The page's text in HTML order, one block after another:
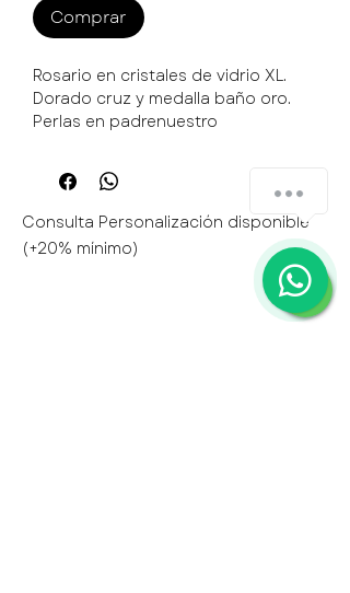
Comprar
Rosario en cristales de vidrio XL.
Dorado cruz y medalla baño oro.
Perlas en padrenuestro
Consulta Personalización disponible
(+20% mínimo)
1